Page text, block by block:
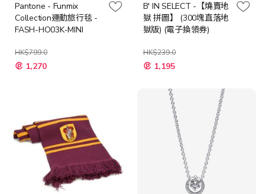
Pantone - Funmix
Collection運動旅行毯 -
FASH-HO03K-MINI
HK$799.0
特
殊 1,270
B' IN SELECT -【燒賣地
獄 拼圖】 (300塊直落地
獄版) (電子換領券)
HK$239.0
特
殊 1,195